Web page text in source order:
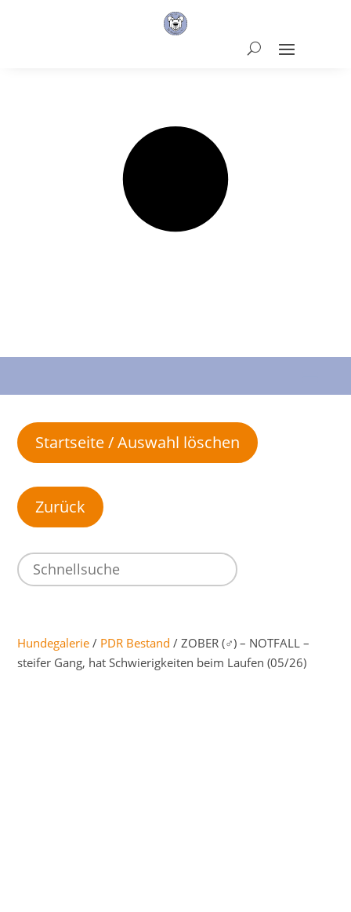
Startseite / Auswahl löschen
Hundegalerie / PDR Bestand / ZOBER (♂) – NOTFALL –
steifer Gang, hat Schwierigkeiten beim Laufen (05/26)